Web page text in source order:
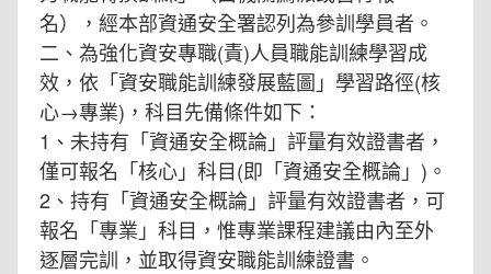
名），經本部資通安全署認列為參訓學員者。
二、為強化資安專職(責)人員職能訓練學習成
效，依「資安職能訓練發展藍圖」學習路徑(核
心→專業)，科目先備條件如下：
1、未持有「資通安全概論」評量有效證書者，
僅可報名「核心」科目(即「資通安全概論」)。
2、持有「資通安全概論」評量有效證書者，可
報名「專業」科目，惟專業課程建議由內至外
逐層完訓，並取得資安職能訓練證書。